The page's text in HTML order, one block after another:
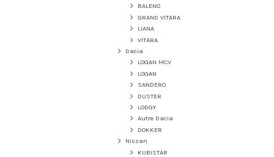
BALENO
GRAND VITARA
LIANA
VITARA
Dacia
LOGAN MCV
LOGAN
SANDERO
DUSTER
LODGY
Autre Dacia
DOKKER
Nissan
KUBISTAR